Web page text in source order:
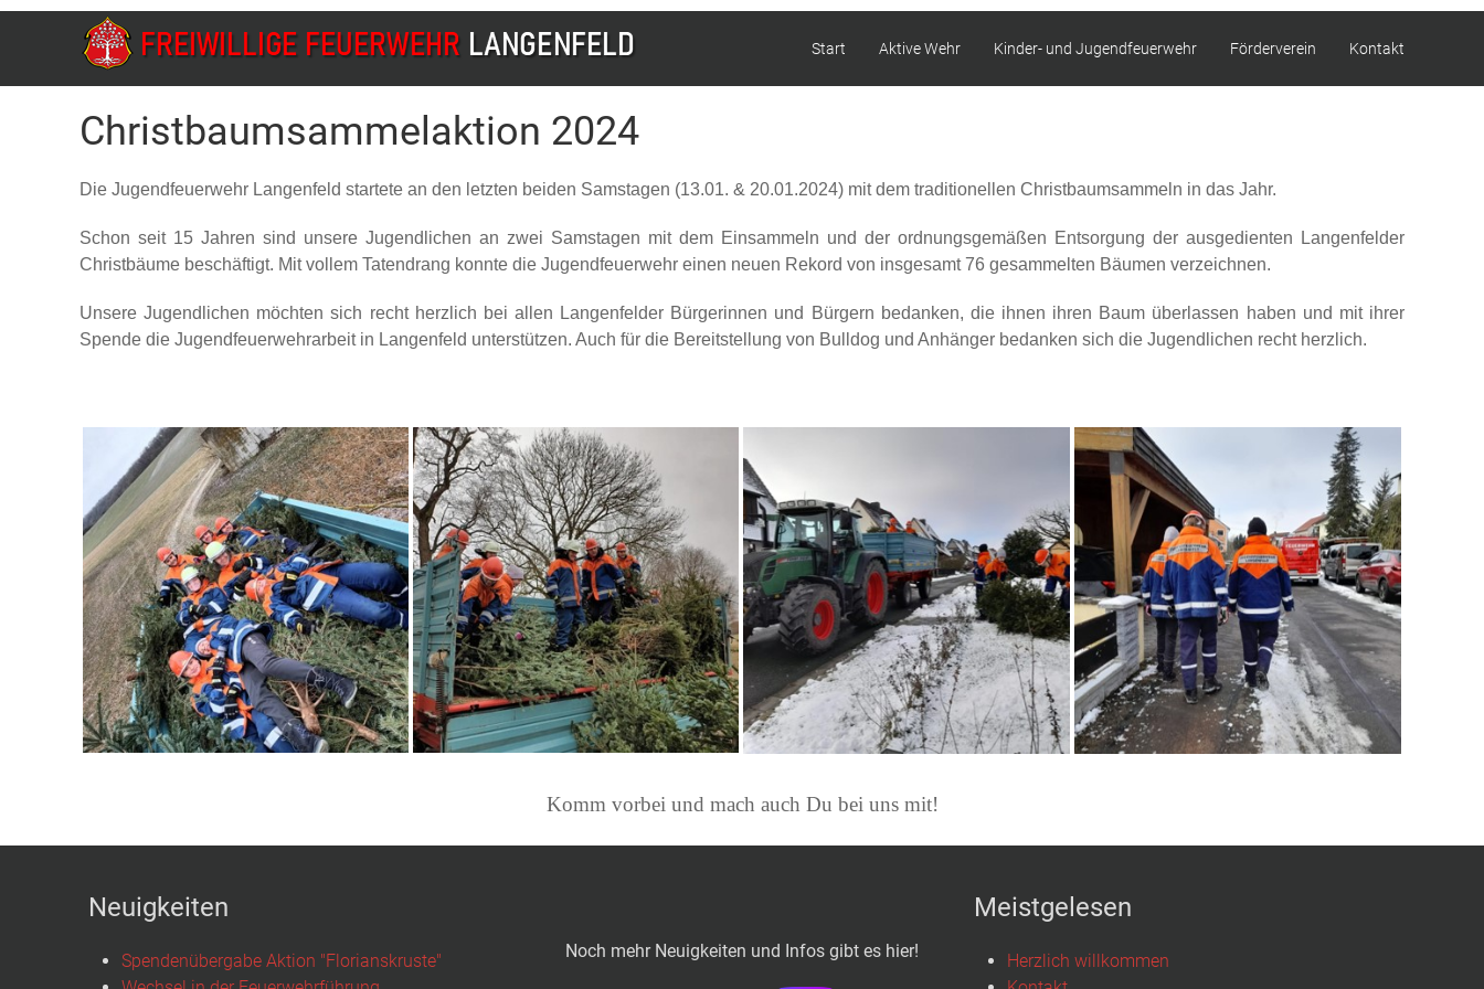
Start Aktive Wehr Kinder- und Jugendfeuerwehr Förderverein Kontakt
Christbaumsammelaktion 2024
Die Jugendfeuerwehr Langenfeld startete an den letzten beiden Samstagen (13.01. & 20.01.2024) mit dem traditionellen Christbaumsammeln in das Jahr.
Schon seit 15 Jahren sind unsere Jugendlichen an zwei Samstagen mit dem Einsammeln und der ordnungsgemäßen Entsorgung der ausgedienten Langenfelder
Christbäume beschäftigt. Mit vollem Tatendrang konnte die Jugendfeuerwehr einen neuen Rekord von insgesamt 76 gesammelten Bäumen verzeichnen.
Unsere Jugendlichen möchten sich recht herzlich bei allen Langenfelder Bürgerinnen und Bürgern bedanken, die ihnen ihren Baum überlassen haben und mit ihrer
Spende die Jugendfeuerwehrarbeit in Langenfeld unterstützen. Auch für die Bereitstellung von Bulldog und Anhänger bedanken sich die Jugendlichen recht herzlich.
Komm vorbei und mach auch Du bei uns mit!
Neuigkeiten
Spendenübergabe Aktion "Florianskruste"
Noch mehr Neuigkeiten und Infos gibt es hier!
Meistgelesen
Herzlich willkommen